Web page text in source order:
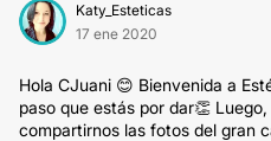
Katy_Esteticas
17 ene 2020
Hola CJuani 😊 Bienvenida a
paso que estás por dar👏
compartirnos las fotos del gran